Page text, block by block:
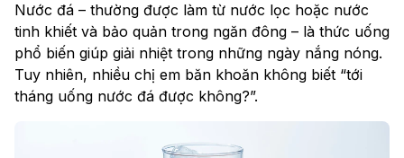
Nước đá – thường được làm từ nước lọc hoặc nước
tinh khiết và bảo quản trong ngăn đông – là thức uống
phổ biến giúp giải nhiệt trong những ngày nắng nóng.
Tuy nhiên, nhiều chị em băn khoăn không biết “tới
tháng uống nước đá được không?”.